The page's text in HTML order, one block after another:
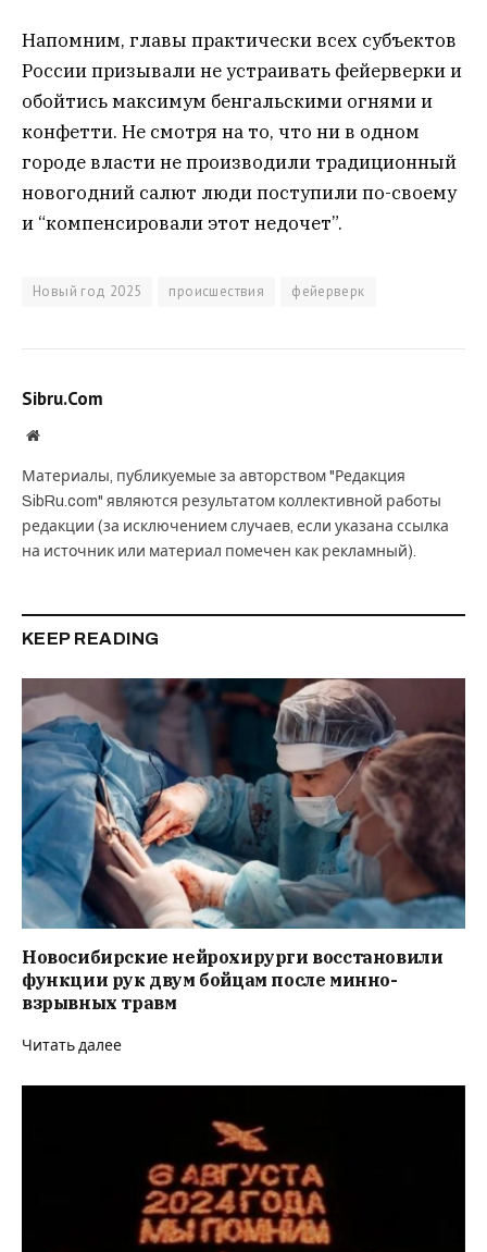
Напомним, главы практически всех субъектов
России призывали не устраивать фейерверки и
обойтись максимум бенгальскими огнями и
конфетти. Не смотря на то, что ни в одном
городе власти не производили традиционный
новогодний салют люди поступили по-своему
и “компенсировали этот недочет”.
Новый год 2025 происшествия фейерверк
Sibru.Com
Website
Материалы, публикуемые за авторством "Редакция
SibRu.com" являются результатом коллективной работы
редакции (за исключением случаев, если указана ссылка
на источник или материал помечен как рекламный).
KEEP READING
Новосибирские нейрохирурги восстановили
функции рук двум бойцам после минно-
взрывных травм
Читать далее